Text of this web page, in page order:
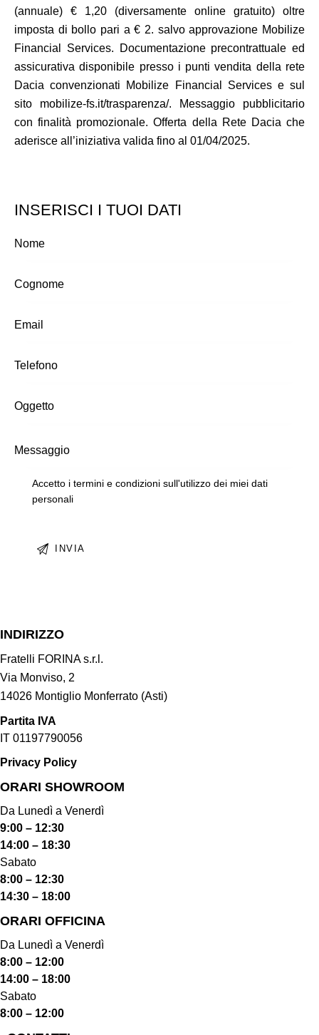
(annuale) € 1,20 (diversamente online gratuito) oltre
imposta di bollo pari a € 2. salvo approvazione Mobilize
Financial Services. Documentazione precontrattuale ed
assicurativa disponibile presso i punti vendita della rete
Dacia convenzionati Mobilize Financial Services e sul
sito mobilize-fs.it/trasparenza/. Messaggio pubblicitario
con finalità promozionale. Offerta della Rete Dacia che
aderisce all’iniziativa valida fino al 01/04/2025.
INSERISCI I TUOI DATI
Accetto i termini e condizioni sull'utilizzo dei miei dati
personali
INDIRIZZO
Fratelli FORINA s.r.l.
Via Monviso, 2
14026 Montiglio Monferrato (Asti)
Partita IVA
IT 01197790056
Privacy Policy
ORARI SHOWROOM​
Da Lunedì a Venerdì
9:00 – 12:30
14:00 – 18:30
Sabato
8:00 – 12:30
14:30 – 18:00
ORARI OFFICINA
Da Lunedì a Venerdì
8:00 – 12:00
14:00 – 18:00
Sabato
8:00 – 12:00